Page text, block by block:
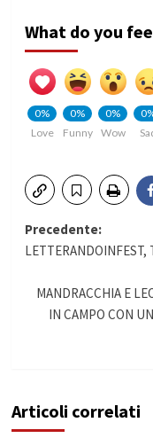
What do you
0%
Love
0%
Funny
0%
Wow
Navigazione
Precedente:
LETTERANDOINFEST,
MANDRACCHIA E
IN CAMPO CON
Articoli correlati